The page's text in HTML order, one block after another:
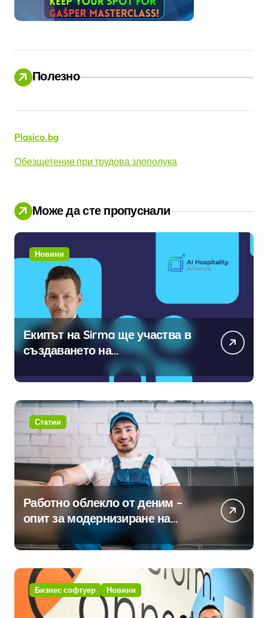
н
и
Полезно
Plasico.bg
Обезщетение при трудова злополука
Може да сте пропуснали
Новини
Екипът на Sirma ще участва в
създаването на
международните стандарти за
навлизане на изкуствен
интелект в хотелиерството
Статии
Работно облекло от деним –
опит за модернизиране на
традицията
Бизнес софтуер Новини